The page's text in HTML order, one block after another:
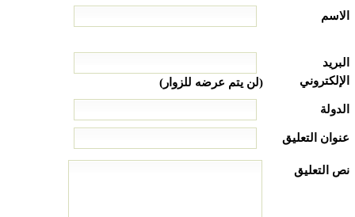
الاسم
البريد
الإلكتروني
(لن يتم عرضه للزوار)
الدولة
عنوان التعليق
نص التعليق